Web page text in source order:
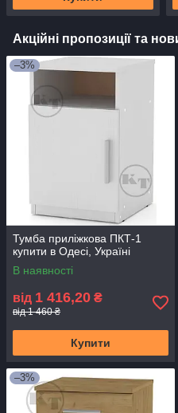
Акційні пропозиції та
–3%
Тумба приліжкова ПКТ-1
купити в Одесі, Україні
В наявності
від 1 416,20 ₴
від 1 460 ₴
Купити
–3%